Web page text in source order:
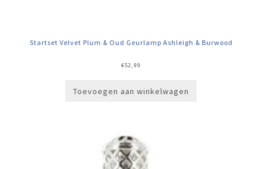
Startset Velvet Plum & Oud Geurlamp Ashleigh & Burwood
€52,99
Toevoegen aan winkelwagen